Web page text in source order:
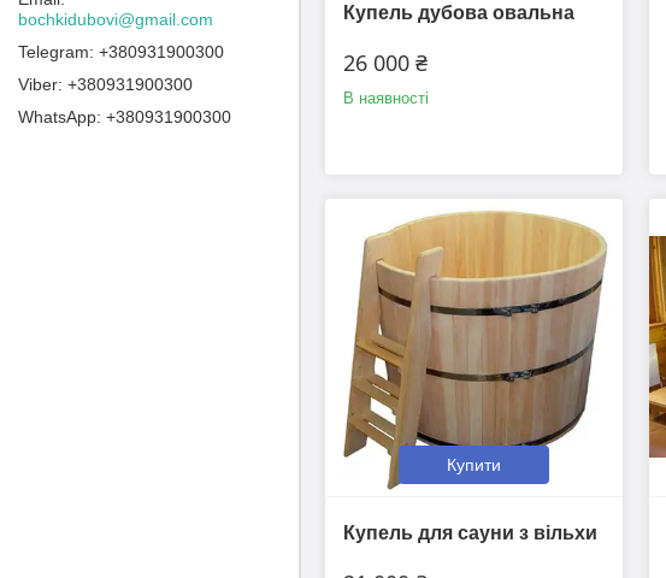
Купель дубова овальна
26 000 ₴
В наявності
Купити
Купель для сауни з вільхи
bochkidubovi@gmail.com
+380931900300
+380931900300
+380931900300